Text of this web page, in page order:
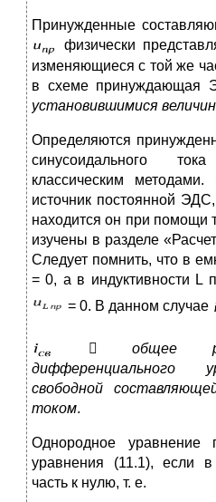
Принужденные
физически
изменяющиеся с той же
в схеме принуждающая
установившимися
Определяются
синусоидального
классическим
источник постоянной
находится он при помощи
изучены в разделе
Следует помнить, что в
= 0, а в индуктивности L
= 0. В данном случае
 общее
дифференциального
свободной
током.
Однородное уравнение
уравнения (11.1), если
часть к нулю, т. е.